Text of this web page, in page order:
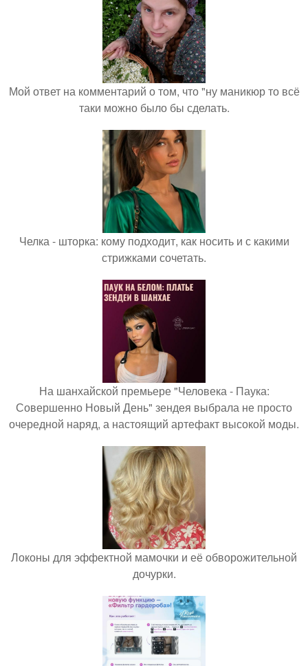
Мой ответ на комментарий о том, что "ну маникюр то всё
таки можно было бы сделать.
Челка - шторка: кому подходит, как носить и с какими
стрижками сочетать.
На шанхайской премьере "Человека - Паука:
Совершенно Новый День" зендея выбрала не просто
очередной наряд, а настоящий артефакт высокой моды.
Локоны для эффектной мамочки и её обворожительной
дочурки.